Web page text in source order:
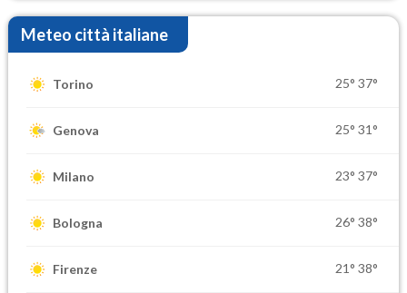
Meteo città italiane
Torino 25° 37°
Genova 25° 31°
Milano 23° 37°
Bologna 26° 38°
Firenze 21° 38°